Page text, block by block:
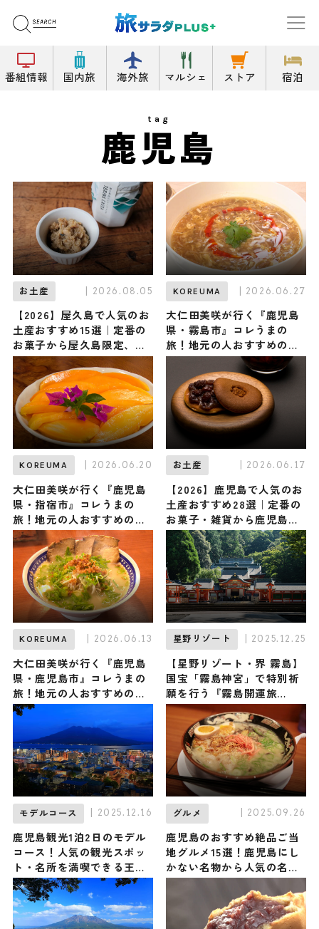
番組情報 国内旅 海外旅 マルシェ ストア 宿泊
tag
鹿児島
お土産 | 2026.08.05
【2026】屋久島で人気のお
土産おすすめ15選｜定番の
お菓子から屋久島限定、ば
らまき用まで幅広く紹介
KOREUMA | 2026.06.27
大仁田美咲が行く『鹿児島
県・霧島市』コレうまの
旅！地元の人おすすめのご
当地名物グルメ3選 2026年
6月27日放送
KOREUMA | 2026.06.20
大仁田美咲が行く『鹿児島
県・指宿市』コレうまの
旅！地元の人おすすめのご
当地名物グルメ3選 2026年
6月20日放送
お土産 | 2026.06.17
【2026】鹿児島で人気のお
土産おすすめ28選｜定番の
お菓子・雑貨から鹿児島で
しか買えない限定品、女性
向けまで幅広く紹介
KOREUMA | 2026.06.13
大仁田美咲が行く『鹿児島
県・鹿児島市』コレうまの
旅！地元の人おすすめのご
当地名物グルメ3選 2026年
6月13日放送
星野リゾート | 2025.12.25
【星野リゾート・界 霧島】
国宝「霧島神宮」で特別祈
願を行う『霧島開運旅
2026』宿泊プランが販売！
「九面」の拝観、清めの温
泉など開運アクションが満
載
モデルコース | 2025.12.16
鹿児島観光1泊2日のモデル
コース！人気の観光スポッ
ト・名所を満喫できる王道
の旅程を紹介
グルメ | 2025.09.26
鹿児島のおすすめ絶品ご当
地グルメ15選！鹿児島にし
かない名物から人気の名店
15選も紹介